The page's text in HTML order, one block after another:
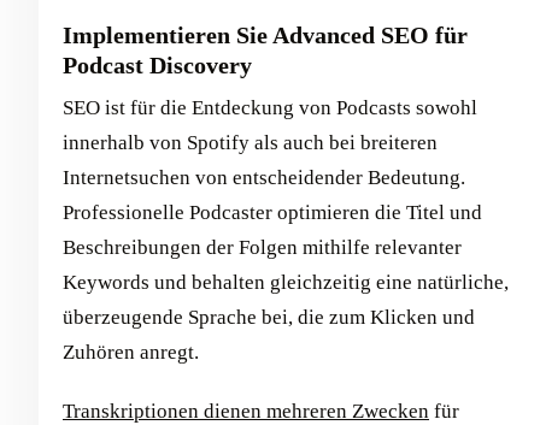
Implementieren Sie Advanced SEO für
Podcast Discovery
SEO ist für die Entdeckung von Podcasts sowohl
innerhalb von Spotify als auch bei breiteren
Internetsuchen von entscheidender Bedeutung.
Professionelle Podcaster optimieren die Titel und
Beschreibungen der Folgen mithilfe relevanter
Keywords und behalten gleichzeitig eine natürliche,
überzeugende Sprache bei, die zum Klicken und
Zuhören anregt.
Transkriptionen dienen mehreren Zwecken für